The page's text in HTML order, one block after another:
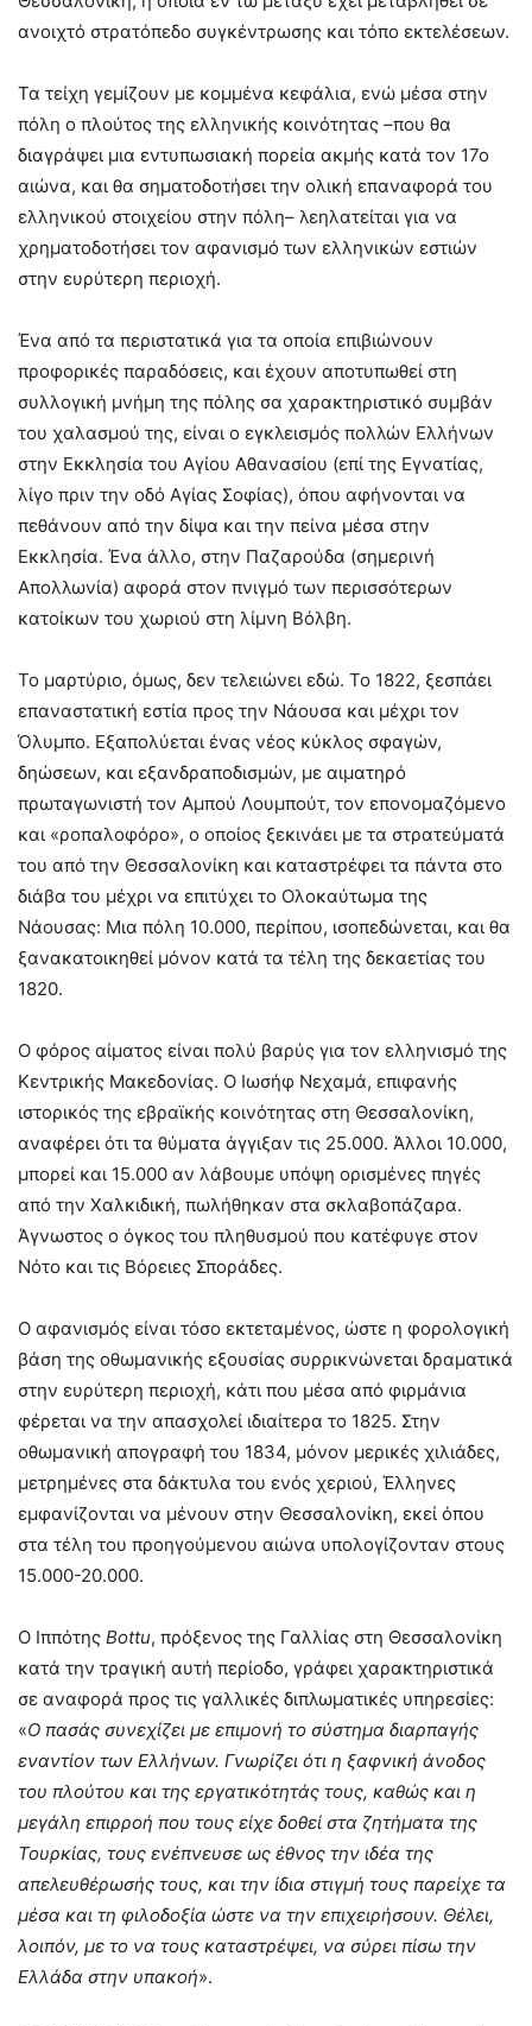
ανοιχτό στρατόπεδο συγκέντρωσης και τόπο εκτελέσεων.
Τα τείχη γεμίζουν με κομμένα κεφάλια, ενώ μέσα στην
πόλη ο πλούτος της ελληνικής κοινότητας –που θα
διαγράψει μια εντυπωσιακή πορεία ακμής κατά τον 17ο
αιώνα, και θα σηματοδοτήσει την ολική επαναφορά του
ελληνικού στοιχείου στην πόλη– λεηλατείται για να
χρηματοδοτήσει τον αφανισμό των ελληνικών εστιών
στην ευρύτερη περιοχή.
Ένα από τα περιστατικά για τα οποία επιβιώνουν
προφορικές παραδόσεις, και έχουν αποτυπωθεί στη
συλλογική μνήμη της πόλης σα χαρακτηριστικό συμβάν
του χαλασμού της, είναι ο εγκλεισμός πολλών Ελλήνων
στην Εκκλησία του Αγίου Αθανασίου (επί της Εγνατίας,
λίγο πριν την οδό Αγίας Σοφίας), όπου αφήνονται να
πεθάνουν από την δίψα και την πείνα μέσα στην
Εκκλησία. Ένα άλλο, στην Παζαρούδα (σημερινή
Απολλωνία) αφορά στον πνιγμό των περισσότερων
κατοίκων του χωριού στη λίμνη Βόλβη.
Το μαρτύριο, όμως, δεν τελειώνει εδώ. Το 1822, ξεσπάει
επαναστατική εστία προς την Νάουσα και μέχρι τον
Όλυμπο. Εξαπολύεται ένας νέος κύκλος σφαγών,
δηώσεων, και εξανδραποδισμών, με αιματηρό
πρωταγωνιστή τον Αμπού Λουμπούτ, τον επονομαζόμενο
και «ροπαλοφόρο», ο οποίος ξεκινάει με τα στρατεύματά
του από την Θεσσαλονίκη και καταστρέφει τα πάντα στο
διάβα του μέχρι να επιτύχει το Ολοκαύτωμα της
Νάουσας: Μια πόλη 10.000, περίπου, ισοπεδώνεται, και θα
ξανακατοικηθεί μόνον κατά τα τέλη της δεκαετίας του
1820.
Ο φόρος αίματος είναι πολύ βαρύς για τον ελληνισμό της
Κεντρικής Μακεδονίας. Ο Ιωσήφ Νεχαμά, επιφανής
ιστορικός της εβραϊκής κοινότητας στη Θεσσαλονίκη,
αναφέρει ότι τα θύματα άγγιξαν τις 25.000. Άλλοι 10.000,
μπορεί και 15.000 αν λάβουμε υπόψη ορισμένες πηγές
από την Χαλκιδική, πωλήθηκαν στα σκλαβοπάζαρα.
Άγνωστος ο όγκος του πληθυσμού που κατέφυγε στον
Νότο και τις Βόρειες Σποράδες.
Ο αφανισμός είναι τόσο εκτεταμένος, ώστε η φορολογική
βάση της οθωμανικής εξουσίας συρρικνώνεται δραματικά
στην ευρύτερη περιοχή, κάτι που μέσα από φιρμάνια
φέρεται να την απασχολεί ιδιαίτερα το 1825. Στην
οθωμανική απογραφή του 1834, μόνον μερικές χιλιάδες,
μετρημένες στα δάκτυλα του ενός χεριού, Έλληνες
εμφανίζονται να μένουν στην Θεσσαλονίκη, εκεί όπου
στα τέλη του προηγούμενου αιώνα υπολογίζονταν στους
15.000-20.000.
O Ιππότης Bottu, πρόξενος της Γαλλίας στη Θεσσαλονίκη
κατά την τραγική αυτή περίοδο, γράφει χαρακτηριστικά
σε αναφορά προς τις γαλλικές διπλωματικές υπηρεσίες:
«Ο πασάς συνεχίζει με επιμονή το σύστημα διαρπαγής
εναντίον των Ελλήνων. Γνωρίζει ότι η ξαφνική άνοδος
του πλούτου και της εργατικότητάς τους, καθώς και η
μεγάλη επιρροή που τους είχε δοθεί στα ζητήματα της
Τουρκίας, τους ενέπνευσε ως έθνος την ιδέα της
απελευθέρωσής τους, και την ίδια στιγμή τους παρείχε τα
μέσα και τη φιλοδοξία ώστε να την επιχειρήσουν. Θέλει,
λοιπόν, με το να τους καταστρέψει, να σύρει πίσω την
Ελλάδα στην υπακοή».